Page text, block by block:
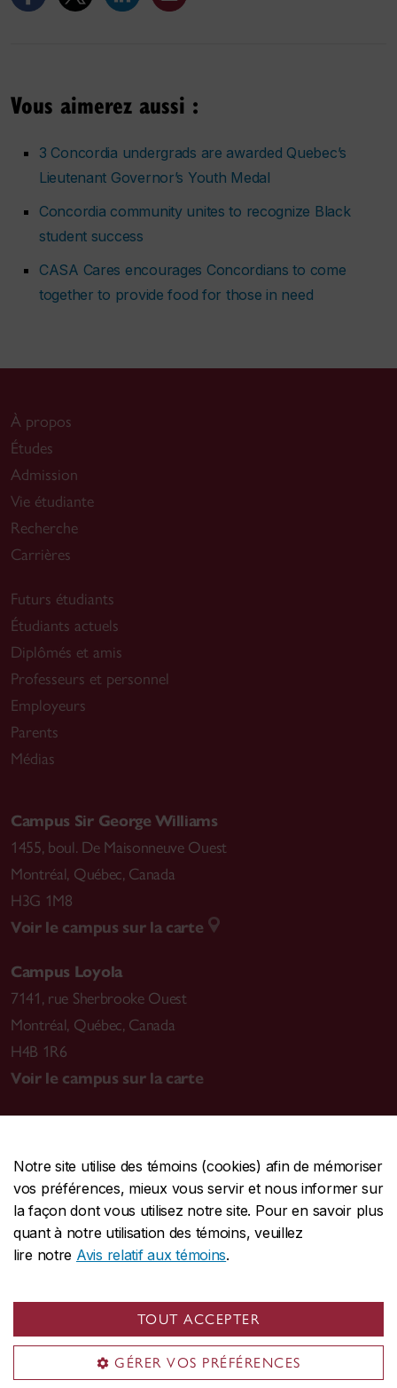
Notre site utilise des témoins (cookies) afin de mémoriser
vos préférences, mieux vous servir et nous informer sur
la façon dont vous utilisez notre site. Pour en savoir plus
quant à notre utilisation des témoins, veuillez
lire notre Avis relatif aux témoins.
TOUT ACCEPTER
GÉRER VOS PRÉFÉRENCES
Vous aimerez aussi :
3 Concordia undergrads are awarded Quebec’s
Lieutenant Governor’s Youth Medal
Concordia community unites to recognize Black
student success
CASA Cares encourages Concordians to come
together to provide food for those in need
À propos
Études
Admission
Vie étudiante
Recherche
Carrières
Futurs étudiants
Étudiants actuels
Diplômés et amis
Professeurs et personnel
Employeurs
Parents
Médias
Campus Sir George Williams
1455, boul. De Maisonneuve Ouest
Montréal, Québec, Canada
H3G 1M8
Voir le campus sur la carte
Campus Loyola
7141, rue Sherbrooke Ouest
Montréal, Québec, Canada
H4B 1R6
Voir le campus sur la carte
CENTRALE514-848-2424
URGENCE514-848-3717
Protection et prévention | Accessibilité | Confidentialité
Conditions d'utilisation | Gérer les témoins
© Université Concordia. Montréal, QC, Canada